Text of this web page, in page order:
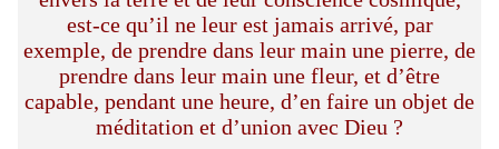
est-ce qu’il ne leur est jamais arrivé, par
exemple, de prendre dans leur main une pierre, de
prendre dans leur main une fleur, et d’être
capable, pendant une heure, d’en faire un objet de
méditation et d’union avec Dieu ?